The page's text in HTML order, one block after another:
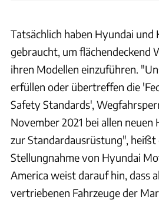
Tatsächlich haben Hyundai und
gebraucht, um flächendeckend
ihren Modellen einzuführen.
erfüllen oder übertreffen die
Safety Standards',
November 2021 bei allen
zur Standardausrüstung", heißt
Stellungnahme von Hyundai
America weist darauf hin, dass
vertriebenen Fahrzeuge der